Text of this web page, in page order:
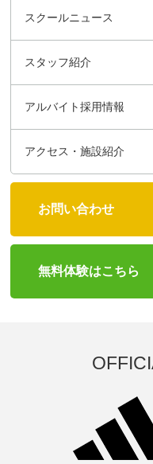
スクールニュース
スタッフ紹介
アルバイト採用情報
アクセス・施設紹介
お問い合わせ
無料体験はこちら